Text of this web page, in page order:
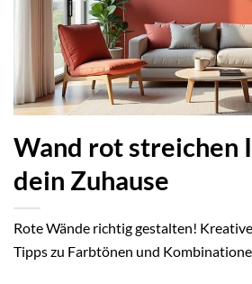
Wand rot streichen
dein Zuhause
Rote Wände richtig gestalten!
Tipps zu Farbtönen und